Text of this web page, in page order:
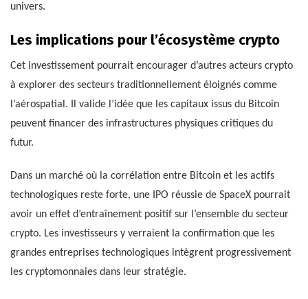
univers.
Les implications pour l’écosystème crypto
Cet investissement pourrait encourager d’autres acteurs crypto
à explorer des secteurs traditionnellement éloignés comme
l’aérospatial. Il valide l’idée que les capitaux issus du Bitcoin
peuvent financer des infrastructures physiques critiques du
futur.
Dans un marché où la corrélation entre Bitcoin et les actifs
technologiques reste forte, une IPO réussie de SpaceX pourrait
avoir un effet d’entraînement positif sur l’ensemble du secteur
crypto. Les investisseurs y verraient la confirmation que les
grandes entreprises technologiques intègrent progressivement
les cryptomonnaies dans leur stratégie.